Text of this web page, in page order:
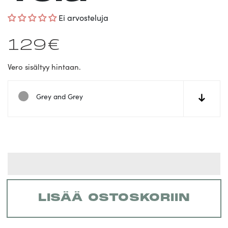
Ei arvosteluja
Normaalihinta
129€
Vero sisältyy hintaan.
Grey and Grey ↓
LISÄÄ OSTOSKORIIN